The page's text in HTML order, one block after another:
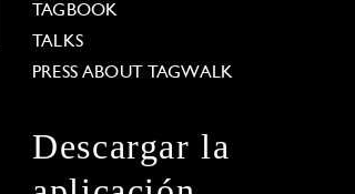
TAGBOOK
TALKS
PRESS ABOUT TAGWALK
Descargar la